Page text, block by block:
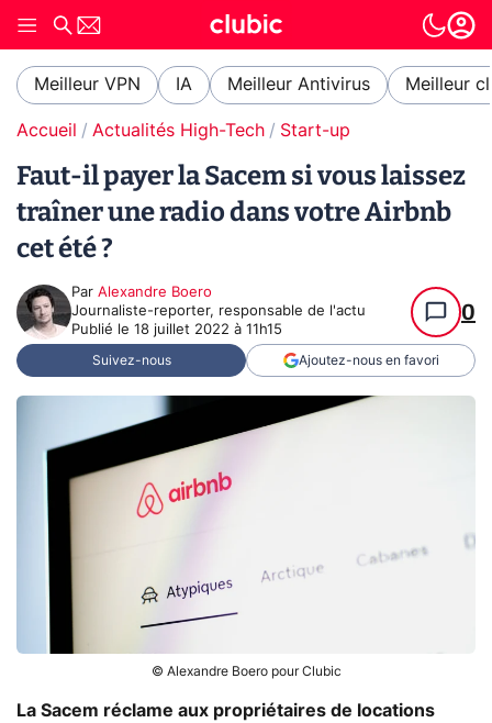
Meilleur VPN IA Meilleur Antivirus Meilleur
Accueil Actualités High-Tech Start-up
Faut-il payer la Sacem si vous laissez
traîner une radio dans votre Airbnb
cet été ?
Par Alexandre Boero
Journaliste-reporter, responsable de l'actu
Publié le 18 juillet 2022 à 11h15
0
Suivez-nous Ajoutez-nous en favori
© Alexandre Boero pour Clubic
La Sacem réclame aux propriétaires de locations